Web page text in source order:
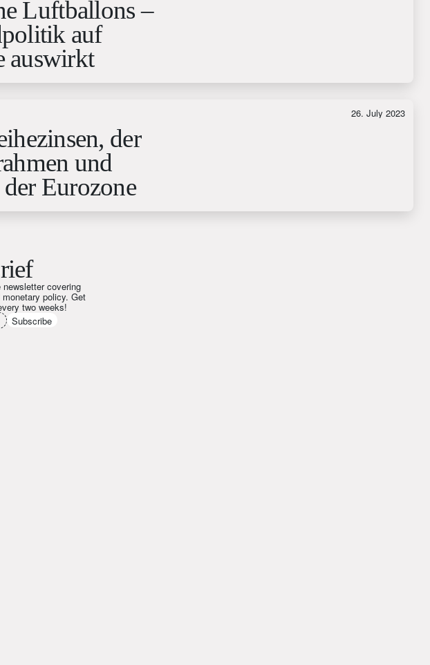
Luftballons –
auf
auswirkt
26. July 2023
der
und
Eurozone
newsletter covering
policy. Get
two weeks!